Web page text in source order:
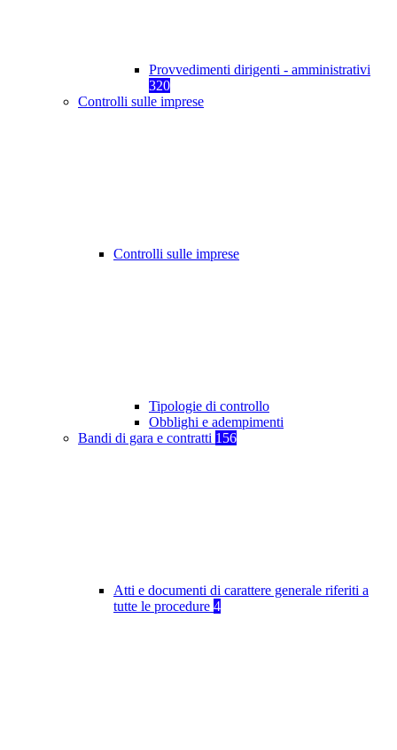
Provvedimenti dirigenti - amministrativi
320
Controlli sulle imprese
Controlli sulle imprese
Tipologie di controllo
Obblighi e adempimenti
Bandi di gara e contratti 156
Atti e documenti di carattere generale riferiti a
tutte le procedure 4